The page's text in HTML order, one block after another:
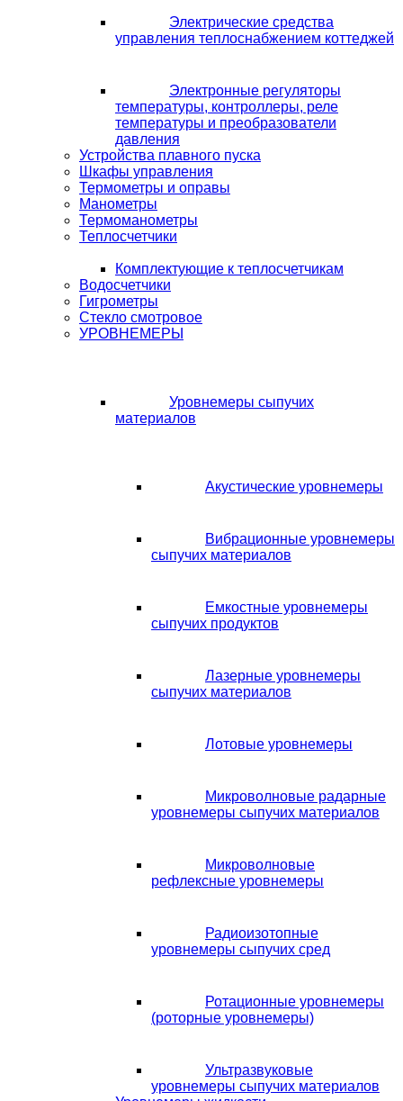
Электрические средства
управления теплоснабжением коттеджей
Электронные регуляторы
температуры, контроллеры, реле
температуры и преобразователи
давления
Устройства плавного пуска
Шкафы управления
Термометры и оправы
Манометры
Термоманометры
Теплосчетчики
Комплектующие к теплосчетчикам
Водосчетчики
Гигрометры
Стекло смотровое
УРОВНЕМЕРЫ
Уровнемеры сыпучих
материалов
Акустические уровнемеры
Вибрационные уровнемеры
сыпучих материалов
Емкостные уровнемеры
сыпучих продуктов
Лазерные уровнемеры
сыпучих материалов
Лотовые уровнемеры
Микроволновые радарные
уровнемеры сыпучих материалов
Микроволновые
рефлексные уровнемеры
Радиоизотопные
уровнемеры сыпучих сред
Ротационные уровнемеры
(роторные уровнемеры)
Ультразвуковые
уровнемеры сыпучих материалов